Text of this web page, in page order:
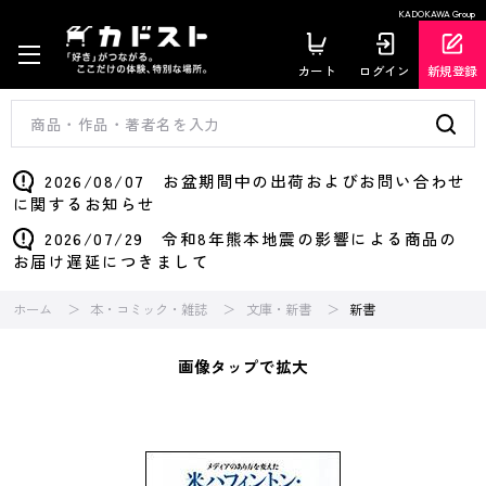
KADOKAWA Group
カート ログイン 新規登録
2026/08/07 お盆期間中の出荷およびお問い合わせ
に関するお知らせ
2026/07/29 令和8年熊本地震の影響による商品の
お届け遅延につきまして
ホーム 本・コミック・雑誌 文庫・新書 新書
画像タップで拡大